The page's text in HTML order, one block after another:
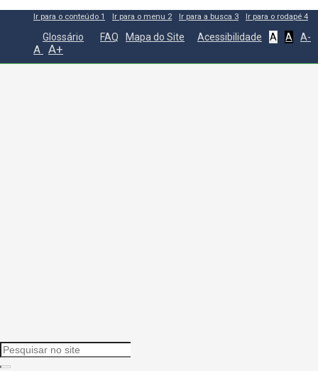
Ir para o conteúdo 1 Ir para o menu 2 Ir para a busca 3 Ir para o rodapé 4
Glossário FAQ Mapa do Site Acessibilidade A A A-
A A+